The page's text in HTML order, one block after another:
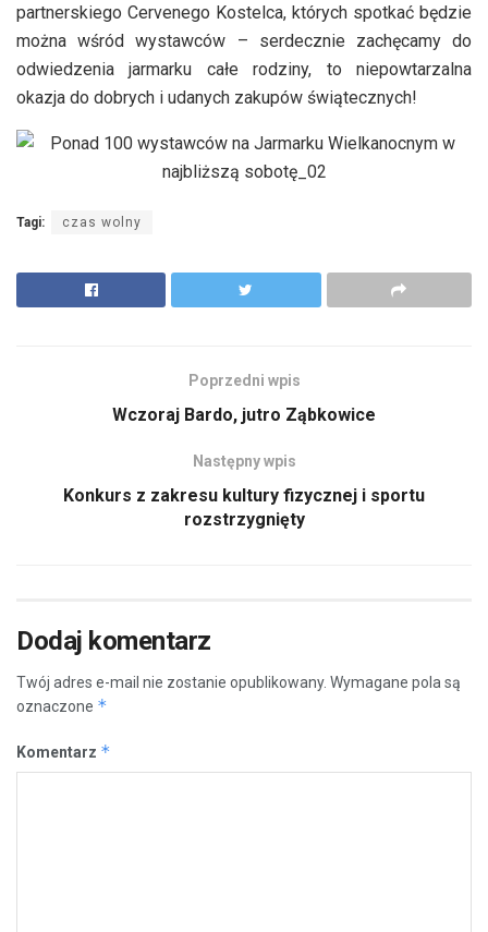
partnerskiego Cervenego Kostelca, których spotkać będzie
można wśród wystawców – serdecznie zachęcamy do
odwiedzenia jarmarku całe rodziny, to niepowtarzalna
okazja do dobrych i udanych zakupów świątecznych!
Tagi: czas wolny
Poprzedni wpis
Wczoraj Bardo, jutro Ząbkowice
Następny wpis
Konkurs z zakresu kultury fizycznej i sportu
rozstrzygnięty
Dodaj komentarz
Twój adres e-mail nie zostanie opublikowany. Wymagane pola są
oznaczone *
Komentarz *